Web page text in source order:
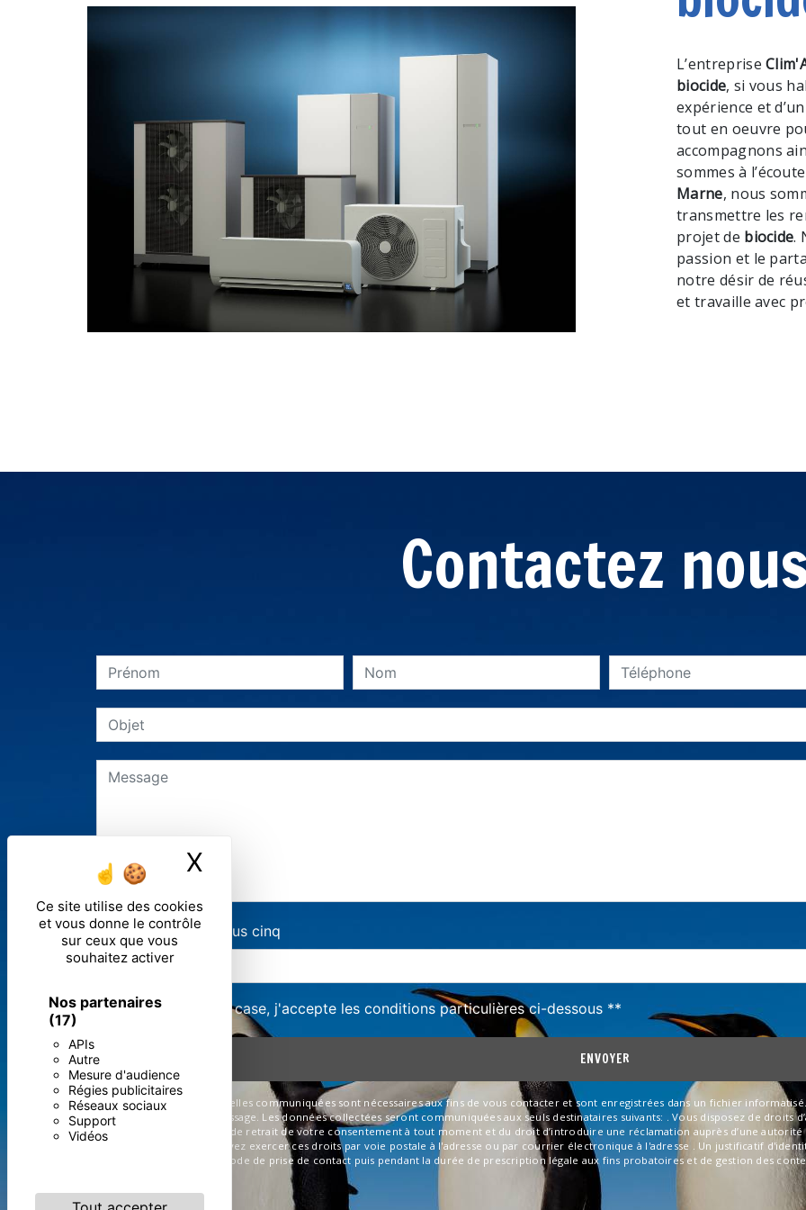
Ce site utilise des cookies
et vous donne le contrôle
sur ceux que vous
souhaitez activer
Nos partenaires
(17)
APIs
Autre
Mesure d'audience
Régies publicitaires
Réseaux sociaux
Support
Vidéos
X
L’entreprise
biocide, si vous
expérience et
tout en oeuvre
accompagnons
sommes à
Marne, nous
transmettre les
projet de biocide.
passion et le
notre désir de
et travaille avec
Contactez
Combien font dix plus cinq
En cochant cette case, j'accepte les conditions particulières ci-dessous **
ENVOYER
** Les données personnelles communiquées sont nécessaires aux fins de vous contacter et sont enregistrées dans un fichier
de répondre à votre message. Les données collectées seront communiquées aux seuls destinataires suivants: . Vous disposez de droits
limitation, d’opposition, de retrait de votre consentement à tout moment et du droit d’introduire une réclamation auprès d’une
post-mortem. Vous pouvez exercer ces droits par voie postale à l'adresse ou par courrier électronique à l'adresse . Un justificatif
données pendant la période de prise de contact puis pendant la durée de prescription légale aux fins probatoires et de gestion des